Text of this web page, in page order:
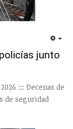
junto
::: Decenas de
de seguridad